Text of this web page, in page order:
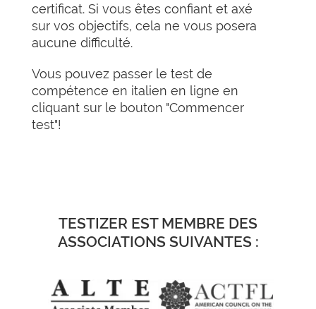
certificat. Si vous êtes confiant et axé
sur vos objectifs, cela ne vous posera
aucune difficulté.
Vous pouvez passer le test de
compétence en italien en ligne en
cliquant sur le bouton "Commencer
test"!
TESTIZER EST MEMBRE DES
ASSOCIATIONS SUIVANTES :